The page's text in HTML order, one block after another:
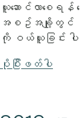
ယူဆောင်လာစေရန်
အစဥ်အချို့တွင် စိ
ကို ဝယ်ယူခြင်း
ပိုပြီးဖတ်ပါ